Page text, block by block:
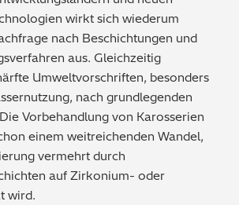
/ -galvanisierung / beschichtung
wirkt sich wiederum
nach Beschichtungen und
aus. Gleichzeitig
Umweltvorschriften, besonders
nach grundlegenden
Vorbehandlung von Karosserien
einem weitreichenden Wandel,
vermehrt durch
auf Zirkonium- oder
wird.